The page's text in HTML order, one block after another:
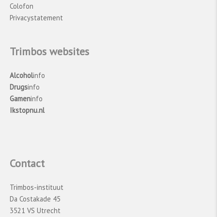
Colofon
Privacystatement
Trimbos websites
Alcoholinfo
Drugsinfo
Gameninfo
Ikstopnu.nl
Contact
Trimbos-instituut
Da Costakade 45
3521 VS Utrecht